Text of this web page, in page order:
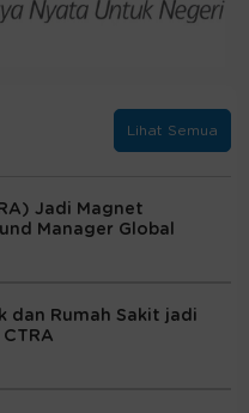
Lihat Semua
Jadi Magnet
Manager Global
dan Rumah Sakit jadi